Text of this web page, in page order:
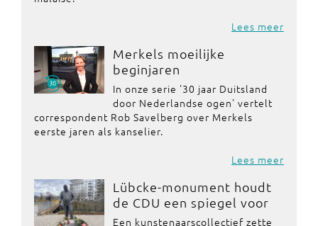
Lees meer
Merkels moeilijke
beginjaren
In onze serie '30 jaar Duitsland
door Nederlandse ogen' vertelt
correspondent Rob Savelberg over Merkels
eerste jaren als kanselier.
Lees meer
Lübcke-monument houdt
de CDU een spiegel voor
Een kunstenaarscollectief zette